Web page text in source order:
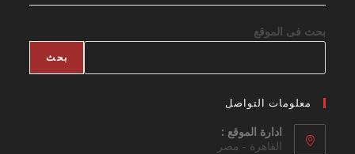
بحث فى الموقع
بحث
معلومات التواصل
ادارة الموقع :
القاهرة - مصر